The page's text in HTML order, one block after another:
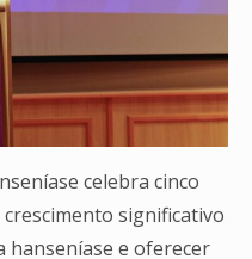
celebra cinco
significativo
hanseníase e oferecer